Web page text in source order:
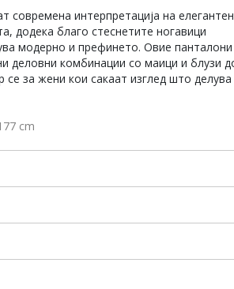
современа интерпретација на елегантен
додека благо стеснетите ногавици
модерно и префинето. Овие панталони
комбинации со маици и блузи
за жени кои сакаат изглед што делува
cm